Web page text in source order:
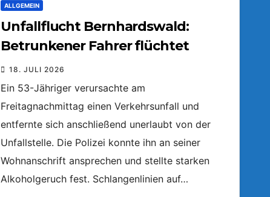
ALLGEMEIN
Unfallflucht Bernhardswald:
Betrunkener Fahrer flüchtet
18. JULI 2026
Ein 53-Jähriger verursachte am
Freitagnachmittag einen Verkehrsunfall und
entfernte sich anschließend unerlaubt von der
Unfallstelle. Die Polizei konnte ihn an seiner
Wohnanschrift ansprechen und stellte starken
Alkoholgeruch fest. Schlangenlinien auf…